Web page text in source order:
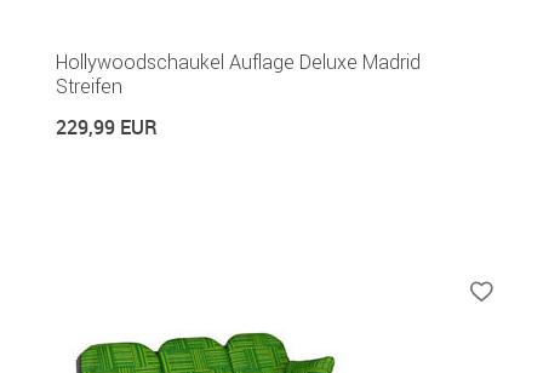
Hollywoodschaukel Auflage Deluxe Madrid
Streifen
229,99 EUR